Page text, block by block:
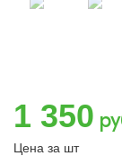
1 350
Цена за шт